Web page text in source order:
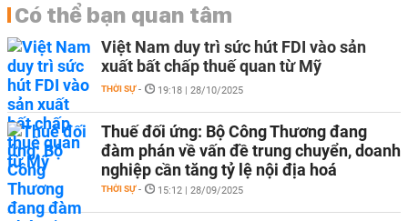
Có thể bạn quan tâm
Việt Nam duy trì sức hút FDI vào sản
xuất bất chấp thuế quan từ Mỹ
THỜI SỰ - 19:18 | 28/10/2025
Thuế đối ứng: Bộ Công Thương đang
đàm phán về vấn đề trung chuyển, doanh
nghiệp cần tăng tỷ lệ nội địa hoá
THỜI SỰ - 15:12 | 28/09/2025